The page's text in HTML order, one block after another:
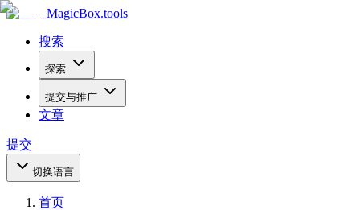
MagicBox.tools
搜索
探索
提交与推广
文章
提交
切换语言
首页